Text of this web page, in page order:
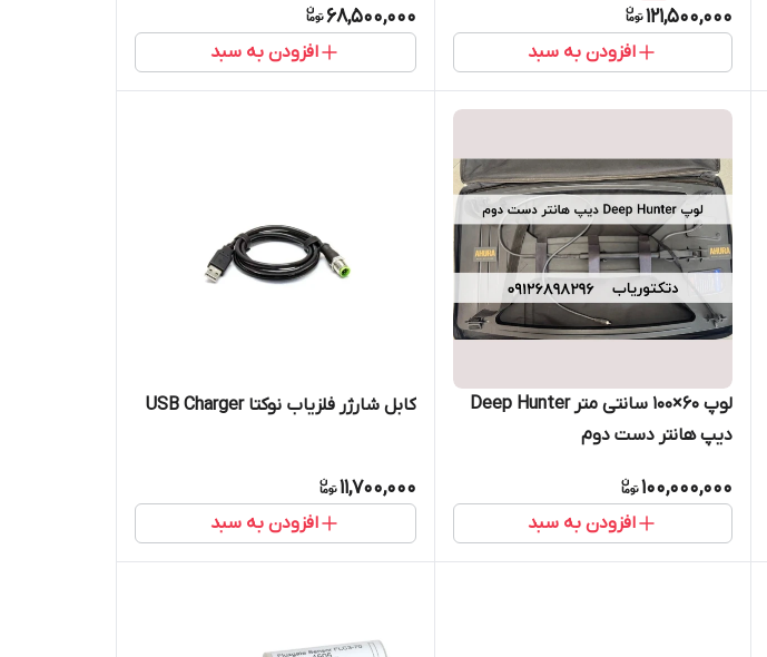
121,500,000
افزودن به سبد
68,500,000
افزودن به سبد
لوپ 60×100 سانتی متر Deep Hunter
دیپ هانتر دست دوم
100,000,000
افزودن به سبد
کابل شارژر فلزیاب نوکتا USB Charger
11,700,000
افزودن به سبد